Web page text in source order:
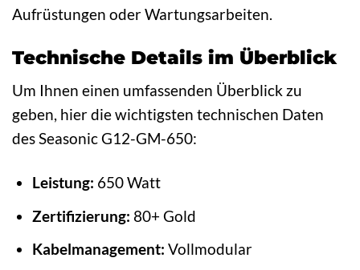
Aufrüstungen oder Wartungsarbeiten.
Technische Details im Überblick
Um Ihnen einen umfassenden Überblick zu
geben, hier die wichtigsten technischen Daten
des Seasonic G12-GM-650:
Leistung: 650 Watt
Zertifizierung: 80+ Gold
Kabelmanagement: Vollmodular